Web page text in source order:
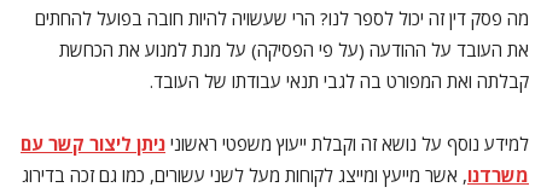
מה פסק דין זה יכול לספר לנו? הרי שעשויה להיות חובה בפועל להחתים
את העובד על ההודעה (על פי הפסיקה) על מנת למנוע את הכחשת
קבלתה ואת המפורט בה לגבי תנאי עבודתו של העובד.
למידע נוסף על נושא זה וקבלת ייעוץ משפטי ראשוני ניתן ליצור קשר עם
משרדנו, אשר מייעץ ומייצג לקוחות מעל לשני עשורים, כמו גם זכה בדירוג